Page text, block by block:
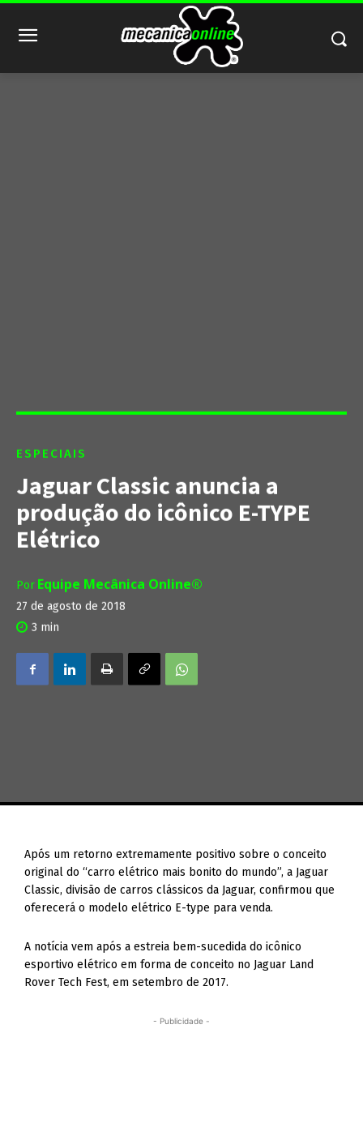
ESPECIAIS
Jaguar Classic anuncia a
produção do icônico E-TYPE
Elétrico
Por Equipe Mecânica Online®
27 de agosto de 2018
3 min
Após um retorno extremamente positivo sobre o conceito
original do “carro elétrico mais bonito do mundo”, a Jaguar
Classic, divisão de carros clássicos da Jaguar, confirmou que
oferecerá o modelo elétrico E-type para venda.
A notícia vem após a estreia bem-sucedida do icônico
esportivo elétrico em forma de conceito no Jaguar Land
Rover Tech Fest, em setembro de 2017.
- Publicidade -